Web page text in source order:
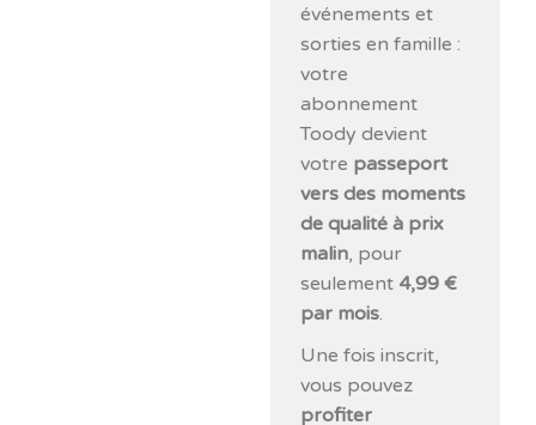
événements et
sorties en famille :
votre
abonnement
Toody devient
votre passeport
vers des moments
de qualité à prix
malin, pour
seulement 4,99 €
par mois.
Une fois inscrit,
vous pouvez
profiter